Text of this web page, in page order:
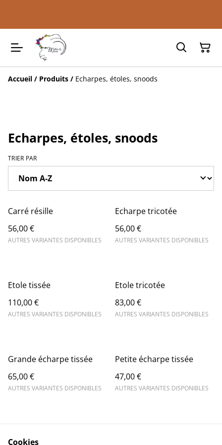
Accueil / Produits / Echarpes, étoles, snoods
Echarpes, étoles, snoods
TRIER PAR
Carré résille
56,00 €
AUTRES VARIANTES DISPONIBLES
Echarpe tricotée
56,00 €
AUTRES VARIANTES DISPONIBLES
Etole tissée
110,00 €
AUTRES VARIANTES DISPONIBLES
Etole tricotée
83,00 €
AUTRES VARIANTES DISPONIBLES
Grande écharpe tissée
65,00 €
AUTRES VARIANTES DISPONIBLES
Petite écharpe tissée
47,00 €
AUTRES VARIANTES DISPONIBLES
Cookies